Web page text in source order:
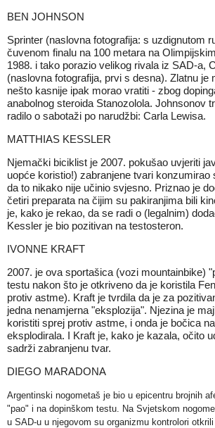
BEN JOHNSON
Sprinter (naslovna fotografija: s uzdignutom
čuvenom finalu na 100 metara na
1988. i tako porazio velikog rivala iz SAD-a,
(naslovna fotografija, prvi s desna). Zlatnu je
nešto kasnije ipak morao vratiti - zbog
anabolnog steroida Stanozolola. Johnsonov
radilo o sabotaži po narudžbi: Carla Lewisa.
MATTHIAS KESSLER
Njemački biciklist je 2007. pokušao uvjeriti
uopće koristio!) zabranjene tvari konzumirao
da to nikako nije učinio svjesno. Priznao je
četiri preparata na čijim su pakiranjima bili
je, kako je rekao, da se radi o (legalnim)
Kessler je bio pozitivan na testosteron.
IVONNE KRAFT
2007. je ova sportašica (vozi mountainbike)
testu nakon što je otkriveno da je koristila
protiv astme). Kraft je tvrdila da je za
jedna nenamjerna "eksplozija". Njezina je
koristiti sprej protiv astme, i onda je bočica
eksplodirala. I Kraft je, kako je kazala, očito
sadrži zabranjenu tvar.
DIEGO MARADONA
Argentinski nogometaš je bio u epicentru brojnih
"pao" i na dopinškom testu. Na Svjetskom
u SAD-u u njegovom su organizmu kontrolori